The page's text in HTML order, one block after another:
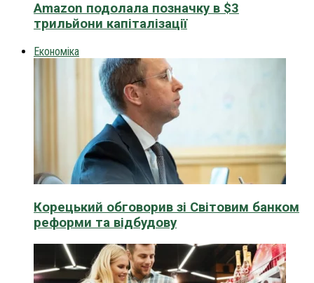
Amazon подолала позначку в $3
трильйони капіталізації
Економіка
Корецький обговорив зі Світовим банком
реформи та відбудову